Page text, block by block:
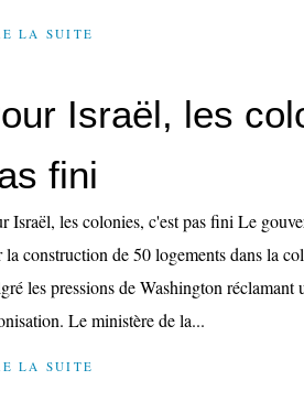
LA SUITE
Israël, les
fini
Israël, les colonies, c'est pas fini Le
la construction de 50 logements dans la
les pressions de Washington réclamant
Le ministère de la...
LA SUITE